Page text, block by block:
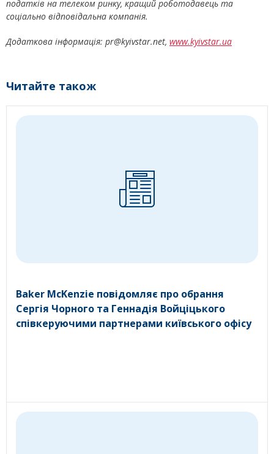
податків на телеком ринку, кращий роботодавець та
соціально відповідальна компанія.
Додаткова інформація: pr@kyivstar.net, www.kyivstar.ua
Читайте також
Baker McKenzie повідомляє про обрання
Сергія Чорного та Геннадія Войціцького
співкеруючими партнерами київського офісу